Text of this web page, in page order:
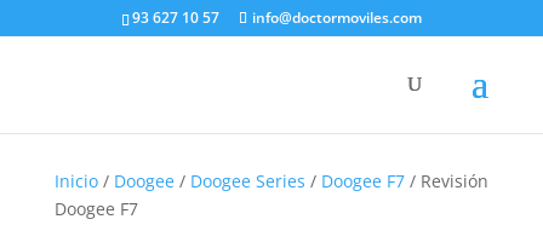
93 627 10 57 info@doctormoviles.com
Inicio/ Doogee/ Doogee Series / Doogee F7/ Revisión
Doogee F7